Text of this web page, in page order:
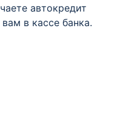
автокредит
в кассе банка.